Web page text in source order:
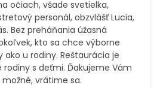
očiach, všade svetielka,
personál, obzvlášť Lucia,
Bez preháňania úžasná
kto sa chce výborne
ako u rodiny. Reštaurácia je
s deťmi. Ďakujeme Vám
vrátime sa.